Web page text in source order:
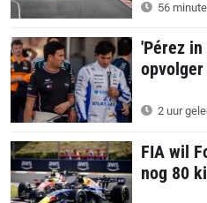
56
'Pérez
2 uur
FIA wil
nog 80